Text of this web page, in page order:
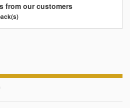
from our customers